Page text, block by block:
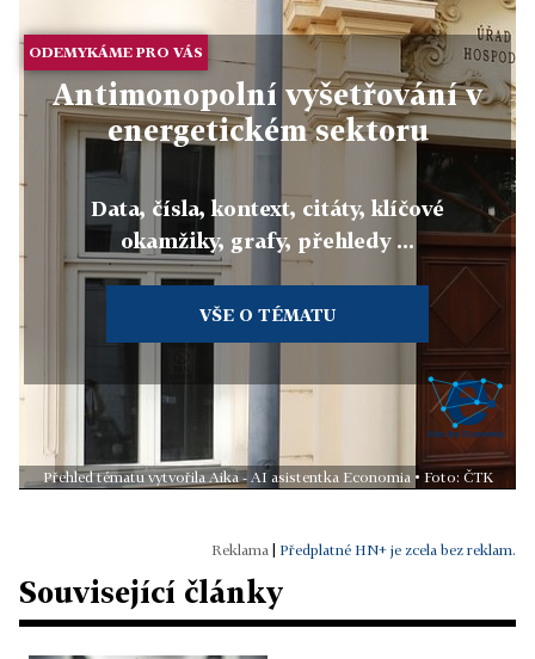
ODEMYKÁME PRO VÁS
Antimonopolní vyšetřování v
energetickém sektoru
Data, čísla, kontext, citáty, klíčové
okamžiky, grafy, přehledy ...
VŠE O TÉMATU
Přehled tématu vytvořila Aika - AI asistentka Economia • Foto: ČTK
Předplatné HN+ je zcela bez reklam.
Související články